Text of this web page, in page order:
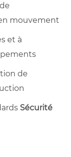
mouvement
et à
de
Sécurité